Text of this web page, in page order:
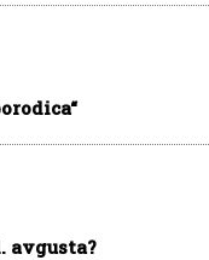
avgusta?